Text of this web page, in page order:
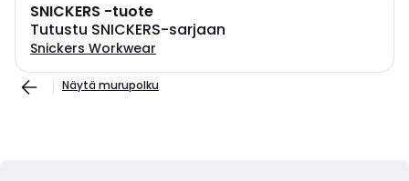
SNICKERS -tuote
Tutustu SNICKERS-sarjaan
Snickers Workwear
Näytä murupolku